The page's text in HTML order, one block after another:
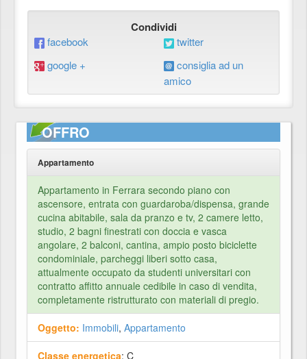
Condividi
facebook
twitter
google +
consiglia ad un
amico
OFFRO
Appartamento
Appartamento in Ferrara secondo piano con
ascensore, entrata con guardaroba/dispensa, grande
cucina abitabile, sala da pranzo e tv, 2 camere letto,
studio, 2 bagni finestrati con doccia e vasca
angolare, 2 balconi, cantina, ampio posto biciclette
condominiale, parcheggi liberi sotto casa,
attualmente occupato da studenti universitari con
contratto affitto annuale cedibile in caso di vendita,
completamente ristrutturato con materiali di pregio.
Oggetto: Immobili, Appartamento
Classe energetica: C